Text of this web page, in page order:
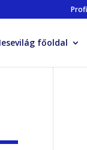
főoldal